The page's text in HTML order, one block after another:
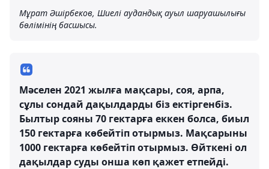
Мұрат Әшірбеков, Шиелі аудандық ауыл шаруашылығы
бөлімінің басшысы.
Мәселен 2021 жылға мақсары, соя, арпа,
сұлы сондай дақылдарды біз ектіргенбіз.
Былтыр сояны 70 гектарға еккен болса, биыл
150 гектарға көбейтіп отырмыз. Мақсарыны
1000 гектарға көбейтіп отырмыз. Өйткені ол
дақылдар суды онша көп қажет етпейді.